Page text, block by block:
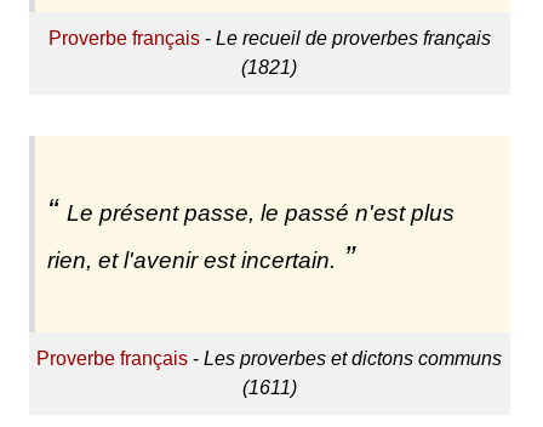
Proverbe français- Le recueil de proverbes français
(1821)
Le présent passe, le passé n'est plus
rien, et l'avenir est incertain.
Proverbe français -Les proverbes et dictons communs
(1611)